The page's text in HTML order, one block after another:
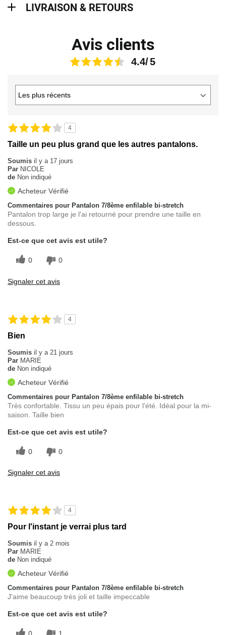
LIVRAISON & RETOURS
Avis clients
4.4
4
Taille un peu plus grand que les autres pantalons.
Soumis il y a 17 jours
Par NICOLE
de Non indiqué
Acheteur Vérifié
Commentaires pour Pantalon 7/8ème enfilable bi-stretch
Pantalon trop large je l'ai retourné pour prendre une taille en
dessous.
Est-ce que cet avis est utile?
0 0
Signaler cet avis
4
Bien
Soumis il y a 21 jours
Par MARIE
de Non indiqué
Acheteur Vérifié
Commentaires pour Pantalon 7/8ème enfilable bi-stretch
Très confortable. Tissu un peu épais pour l'été. Idéal pour la mi-
saison. Taille bien
Est-ce que cet avis est utile?
0 0
Signaler cet avis
4
Pour l'instant je verrai plus tard
Soumis il y a 2 mois
Par MARIE
de Non indiqué
Acheteur Vérifié
Commentaires pour Pantalon 7/8ème enfilable bi-stretch
J'aime beaucoup très joli et taille impeccable
Est-ce que cet avis est utile?